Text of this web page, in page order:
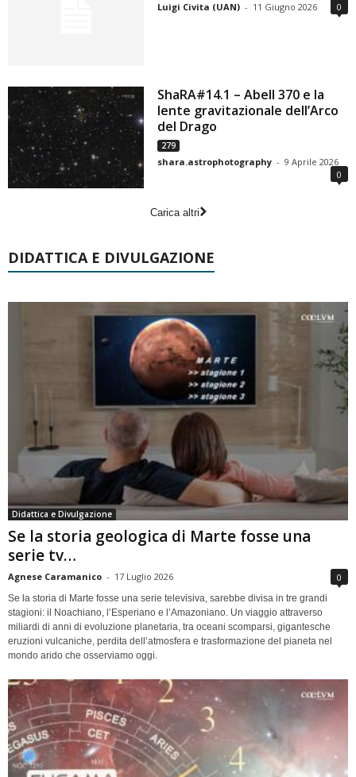
Luigi Civita (UAN) - 11 Giugno 2026 0
ShaRA#14.1 – Abell 370 e la
lente gravitazionale dell’Arco
del Drago
279
shara.astrophotography - 9 Aprile 2026
0
Carica altri
DIDATTICA E DIVULGAZIONE
Didattica e Divulgazione
Se la storia geologica di Marte fosse una
serie tv…
Agnese Caramanico - 17 Luglio 2026 0
Se la storia di Marte fosse una serie televisiva, sarebbe divisa in tre grandi
stagioni: il Noachiano, l’Esperiano e l’Amazoniano. Un viaggio attraverso
miliardi di anni di evoluzione planetaria, tra oceani scomparsi, gigantesche
eruzioni vulcaniche, perdita dell’atmosfera e trasformazione del pianeta nel
mondo arido che osserviamo oggi.